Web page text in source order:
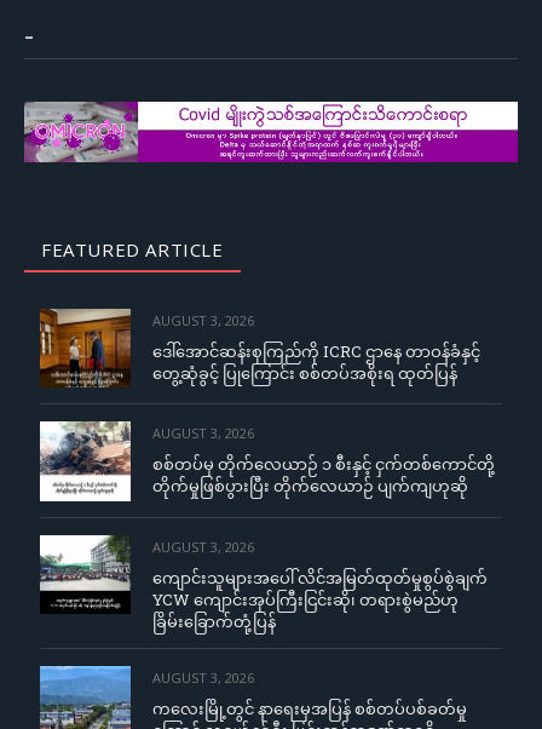
–
FEATURED ARTICLE
AUGUST 3, 2026
ဒေါ်အောင်ဆန်းစုကြည်ကို ICRC ဌာနေ တာဝန်ခံနှင့်
တွေ့ဆုံခွင့် ပြုကြောင်း စစ်တပ်အစိုးရ ထုတ်ပြန်
AUGUST 3, 2026
စစ်တပ်မှ တိုက်လေယာဉ် ၁ စီးနှင့် ငှက်တစ်ကောင်တို့
တိုက်မှုဖြစ်ပွားပြီး တိုက်လေယာဉ် ပျက်ကျဟုဆို
AUGUST 3, 2026
ကျောင်းသူများအပေါ် လိင်အမြတ်ထုတ်မှုစွပ်စွဲချက်
YCW ကျောင်းအုပ်ကြီးငြင်းဆို၊ တရားစွဲမည်ဟု
ခြိမ်းခြောက်တုံ့ပြန်
AUGUST 3, 2026
ကလေးမြို့တွင် နာရေးမှအပြန် စစ်တပ်ပစ်ခတ်မှု